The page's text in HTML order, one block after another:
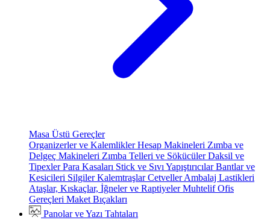
Masa Üstü Gereçler
Organizerler ve KalemliklerHesap Makineleri Zımba ve
Delgeç Makineleri Zımba Telleri ve SökücülerDaksil ve
TipexlerPara Kasaları Stick ve Sıvı YapıştırıcılarBantlar ve
Kesicileri SilgilerKalemtraşlarCetvellerAmbalaj Lastikleri
Ataşlar, Kıskaçlar, İğneler ve RaptiyelerMuhtelif Ofis
Gereçleri Maket Bıçakları
Panolar ve Yazı Tahtaları